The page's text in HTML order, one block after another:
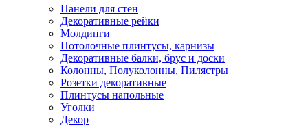
Панели для стен
Декоративные рейки
Молдинги
Потолочные плинтусы, карнизы
Декоративные балки, брус и доски
Колонны, Полуколонны, Пилястры
Розетки декоративные
Плинтусы напольные
Уголки
Декор